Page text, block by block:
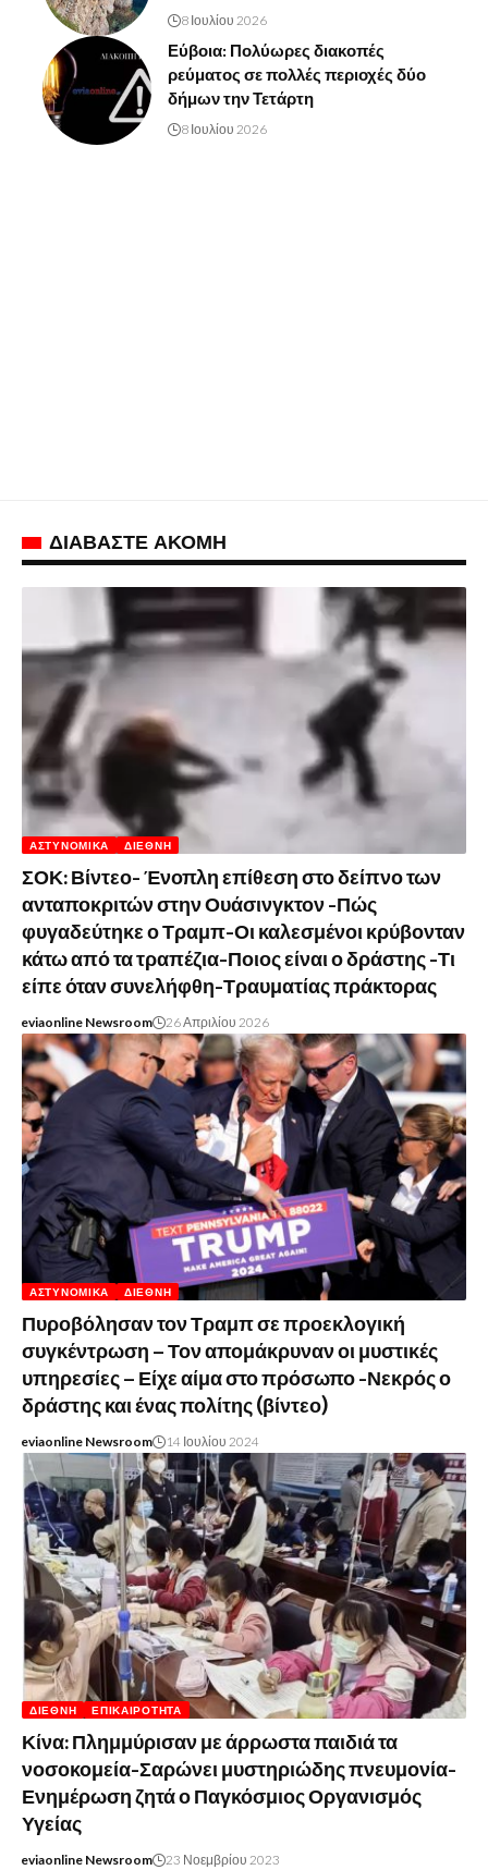
8 Ιουλίου 2026
Εύβοια: Πολύωρες διακοπές
ρεύματος σε πολλές περιοχές δύο
δήμων την Τετάρτη
8 Ιουλίου 2026
ΔΙΑΒΑΣΤΕ ΑΚΟΜΗ
ΑΣΤΥΝΟΜΙΚΆ ΔΙΕΘΝΉ
ΣΟΚ: Βίντεο- Ένοπλη επίθεση στο δείπνο των
ανταποκριτών στην Ουάσινγκτον -Πώς
φυγαδεύτηκε ο Τραμπ-Οι καλεσμένοι κρύβονταν
κάτω από τα τραπέζια-Ποιος είναι ο δράστης -Τι
είπε όταν συνελήφθη-Τραυματίας πράκτορας
eviaonline Newsroom 26 Απριλίου 2026
ΑΣΤΥΝΟΜΙΚΆ ΔΙΕΘΝΉ
Πυροβόλησαν τον Τραμπ σε προεκλογική
συγκέντρωση – Τον απομάκρυναν οι μυστικές
υπηρεσίες – Είχε αίμα στο πρόσωπο -Νεκρός ο
δράστης και ένας πολίτης (βίντεο)
eviaonline Newsroom 14 Ιουλίου 2024
ΔΙΕΘΝΉ ΕΠΙΚΑΙΡΌΤΗΤΑ
Κίνα: Πλημμύρισαν με άρρωστα παιδιά τα
νοσοκομεία-Σαρώνει μυστηριώδης πνευμονία-
Ενημέρωση ζητά ο Παγκόσμιος Οργανισμός
Υγείας
eviaonline Newsroom 23 Νοεμβρίου 2023